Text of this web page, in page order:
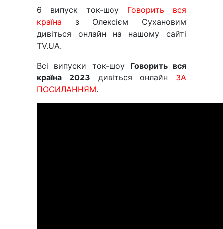
6 випуск ток-шоу Говорить вся
країна з Олексієм Сухановим
дивіться онлайн на нашому сайті
TV.UA.
Всі випуски ток-шоу Говорить вся
країна 2023 дивіться онлайн ЗА
ПОСИЛАННЯМ.